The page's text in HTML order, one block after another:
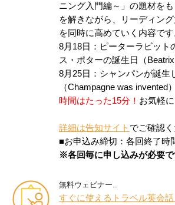
ニング入門編～」の題材を
を解きながら、リーディン
を同時に高めていく内容です
8月18日：ピーターラビット
ス・ポターの誕生日（Beatrix
8月25日：シャンパンが誕生
（Champagne was invented）
時間はたった15分！ お気軽
詳細は告知サイト でご確認く
■お申込み締切：各回終了時
※各回毎に申し込みが必要で
無料ウェビナー..
すぐに使えるトラベル英会